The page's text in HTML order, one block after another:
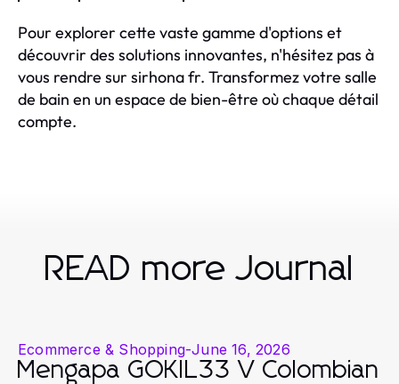
Pour explorer cette vaste gamme d'options et
découvrir des solutions innovantes, n'hésitez pas à
vous rendre sur sirhona fr. Transformez votre salle
de bain en un espace de bien-être où chaque détail
compte.
READ more Journal
Ecommerce & Shopping-June 16, 2026
Mengapa GOKIL33 V Colombian